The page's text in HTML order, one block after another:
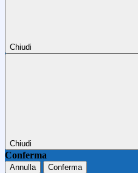
Chiudi
Chiudi
Conferma
Annulla Conferma